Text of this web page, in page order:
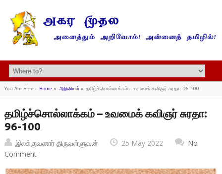
You Are Here : Home» அறிவியல்» தமிழ்ச்சொல்லாக்கம் – உவமைக் கவிஞர் சுரதா: 96-100
தமிழ்ச்சொல்லாக்கம் – உவமைக் கவிஞர் சுரதா:
96-100
இலக்குவனார் திருவள்ளுவன் 25 May 2022
No
Comment